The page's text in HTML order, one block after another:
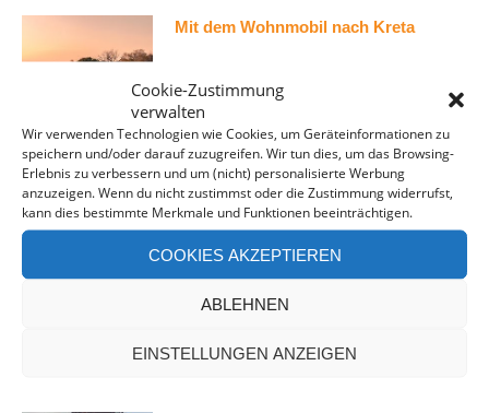
Cookie-Zustimmung
verwalten
Wir verwenden Technologien wie Cookies, um Geräteinformationen zu
speichern und/oder darauf zuzugreifen. Wir tun dies, um das Browsing-
Erlebnis zu verbessern und um (nicht) personalisierte Werbung
anzuzeigen. Wenn du nicht zustimmst oder die Zustimmung widerrufst,
kann dies bestimmte Merkmale und Funktionen beeinträchtigen.
COOKIES AKZEPTIEREN
ABLEHNEN
EINSTELLUNGEN ANZEIGEN
Mit dem Wohnmobil nach Kreta
Skotti Grill – Der beste Mini Gasgrill
fürs Camping
Du Deinen Camper vor Diebstahl